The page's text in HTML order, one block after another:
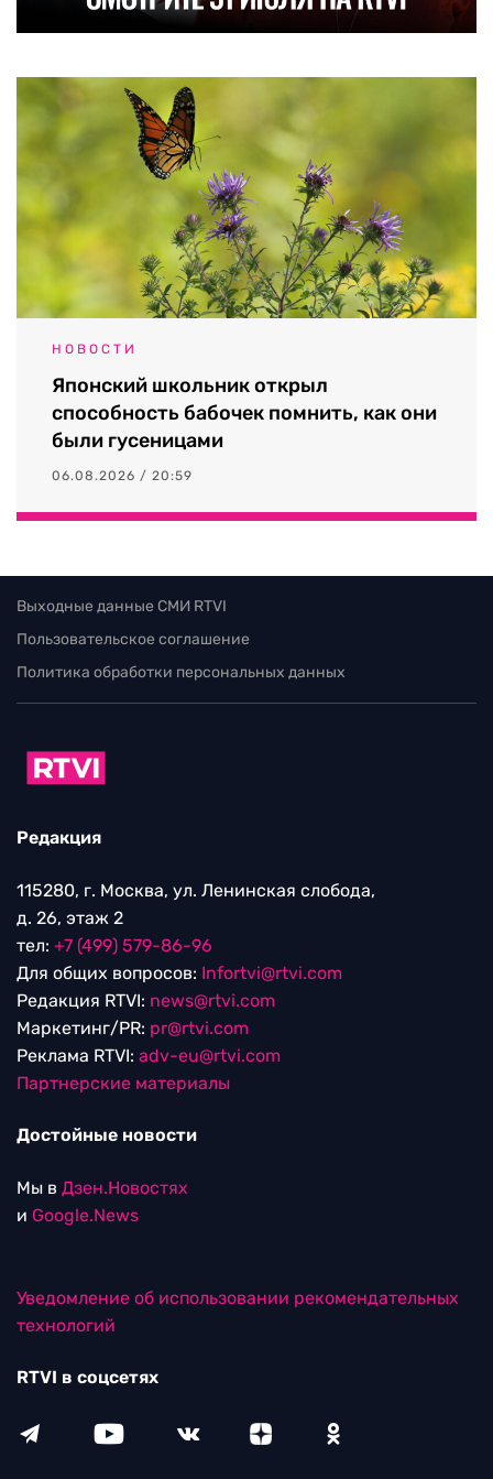
НОВОСТИ
Японский школьник открыл
способность бабочек помнить, как они
были гусеницами
06.08.2026 / 20:59
Выходные данные СМИ RTVI
Пользовательское соглашение
Политика обработки персональных данных
Редакция
115280, г. Москва, ул. Ленинская слобода,
д. 26, этаж 2
тел: +7 (499) 579-86-96
Для общих вопросов: Infortvi@rtvi.com
Редакция RTVI: news@rtvi.com
Маркетинг/PR: pr@rtvi.com
Реклама RTVI: adv-eu@rtvi.com
Партнерские материалы
Достойные новости
Мы в Дзен.Новостях
и Google.News
Уведомление об использовании рекомендательных
технологий
RTVI в соцсетях